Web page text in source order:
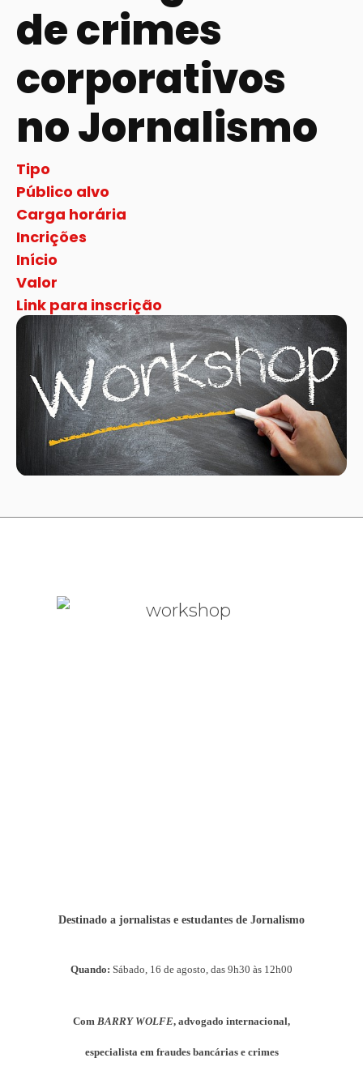
de crimes
corporativos
no Jornalismo
Tipo
Público alvo
Carga horária
Incrições
Início
Valor
Link para inscrição
Destinado a jornalistas e estudantes de Jornalismo
Quando: Sábado, 16 de agosto, das 9h30 às 12h00
Com BARRY WOLFE, advogado internacional,
especialista em fraudes bancárias e crimes